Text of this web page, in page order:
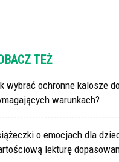
TEŻ
wybrać ochronne kalosze
warunkach?
o emocjach dla
lekturę